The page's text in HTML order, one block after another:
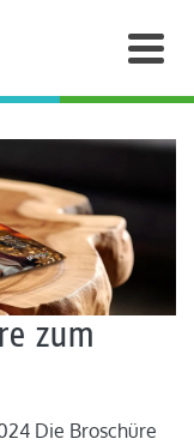
zum
Die Broschüre